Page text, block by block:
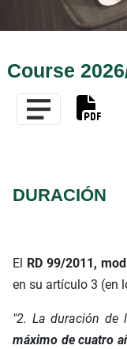
Course
DURACIÓN
El RD 99/2011,
en su artículo 3 (en
"2. La duración de
máximo de cuatro